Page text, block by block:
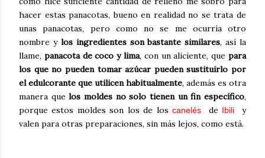
hacer estas panacotas, bueno en realidad no se trata de
unas panacotas, pero como no se me ocurría otro
nombre y los ingredientes son bastante similares, así la
llame, panacota de coco y lima, con un aliciente, quepara
los que no pueden tomar azúcar pueden sustituirlo por
el edulcorante que utilicen habitualmente, además es otra
manera quelos moldes no solo tienen un fin específico,
porque estos moldes son los de los canelésde Ibili y
valen para otras preparaciones, sin más lejos, como está.